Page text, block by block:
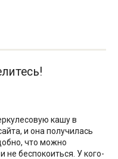
кашу в
и она получилась
что можно
не беспокоиться. У кого-